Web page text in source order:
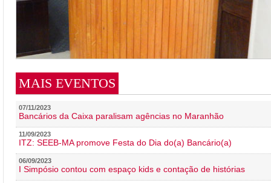
MAIS EVENTOS
07/11/2023
Bancários da Caixa paralisam agências no Maranhão
11/09/2023
ITZ: SEEB-MA promove Festa do Dia do(a) Bancário(a)
06/09/2023
I Simpósio contou com espaço kids e contação de histórias